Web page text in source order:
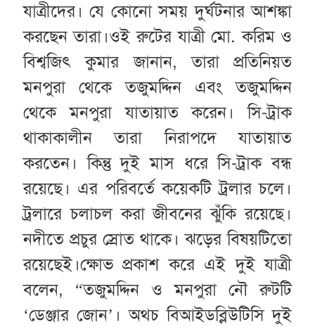
যাত্রীদের। যে কোনো সময় দুর্ঘটনার আশঙ্কা
করছেন তারা।ওই রুটের যাত্রী মো. করিম ও
বিশ্বজিৎ কুমার জানান, তারা প্রতিনিয়ত
মনপুরা থেকে তজুমদ্দিন এবং তজুমদ্দিন
থেকে মনপুরা যাতায়াত করেন। সি-ট্রাক
থাকাকালীন তারা নিরাপদে যাতায়াত
করতেন। কিন্তু দুই মাস ধরে সি-ট্রাক বন্ধ
রয়েছে। এর পরিবর্তে কয়েকটি ট্রলার চলে।
ট্রলারে চলাচল করা জীবনের ঝুঁকি রয়েছে।
নদীতে প্রচুর স্রোত থাকে। ঝড়ের বিষয়টিতো
রয়েছেই।ক্ষোভ প্রকাশ করে এই দুই যাত্রী
বলেন, “তজুমদ্দিন ও মনপুরা নৌ রুটটি
‘ডেঞ্জার জোন’। অথচ বিআইডব্লিউটিসি দুই